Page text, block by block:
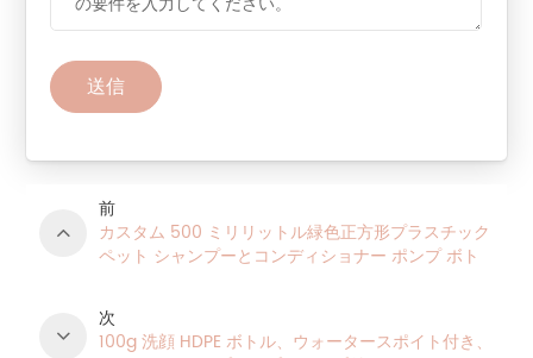
送信
前
カスタム 500 ミリリットル緑色正方形プラスチック
ペット シャンプーとコンディショナー ポンプ ボト
次
100g 洗顔 HDPE ボトル、ウォータースポイト付き、